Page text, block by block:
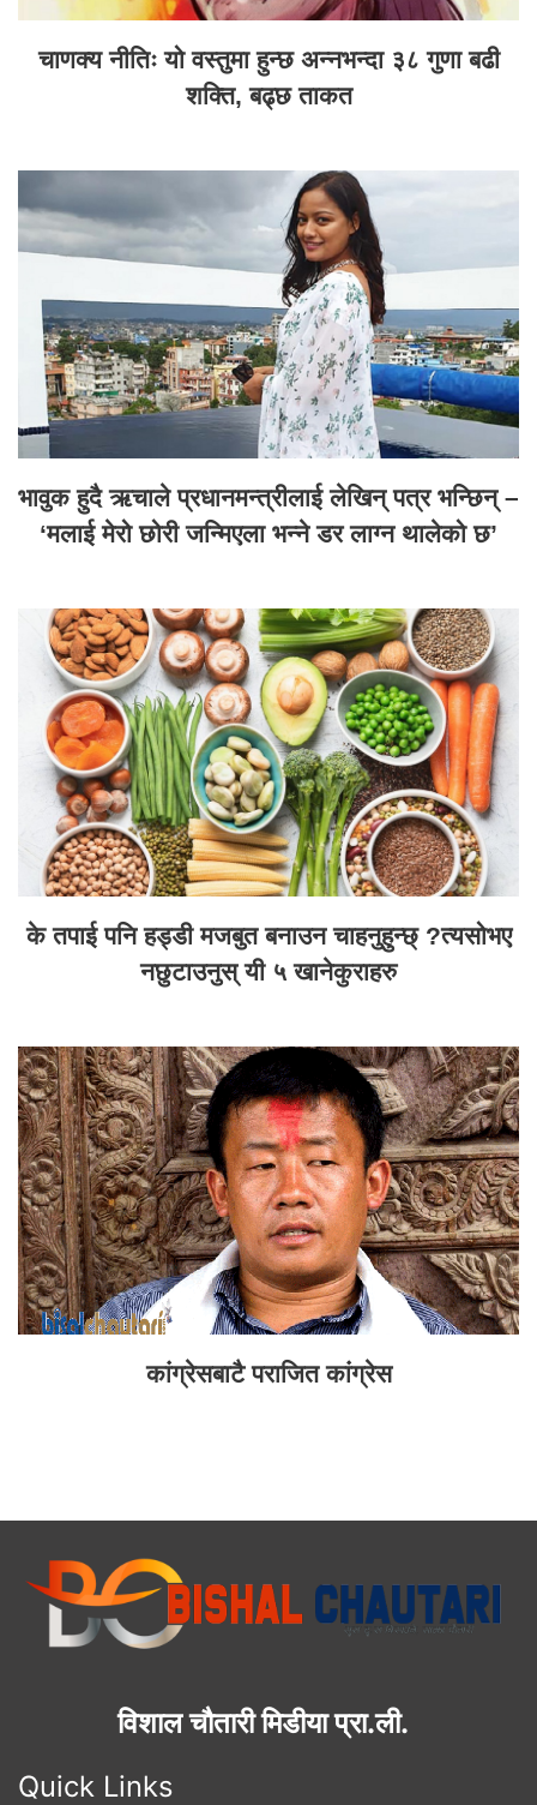
चाणक्य नीतिः यो वस्तुमा हुन्छ अन्नभन्दा ३८ गुणा बढी
शक्ति, बढ्छ ताकत
भावुक हुदै ऋचाले प्रधानमन्त्रीलाई लेखिन् पत्र भन्छिन् –
‘मलाई मेरो छोरी जन्मिएला भन्ने डर लाग्न थालेको छ’
के तपाई पनि हड्डी मजबुत बनाउन चाहनुहुन्छ् ?त्यसोभए
नछुटाउनुस् यी ५ खानेकुराहरु
कांग्रेसबाटै पराजित कांग्रेस
विशाल चौतारी मिडीया प्रा.ली.
Quick Links